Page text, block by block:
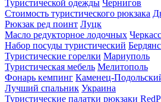
Туристической одежды Чернигов
Стоимость туристического рюкзака
Рюкзак ред поинт Луцк
Масло редукторное лодочных
Набор посуды туристический
Туристические горелки Мариуполь
Туристическая мебель Мелитополь
Фонарь кемпинг Каменец-
Лучший спальник Украина
Туристические палатки рюкзаки